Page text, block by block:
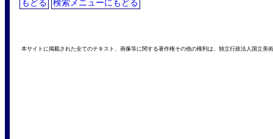
もどる 検索メニューにもどる
本サイトに掲載された全てのテキスト、画像等に関する著作権その他の権利は、独立行政法人国立